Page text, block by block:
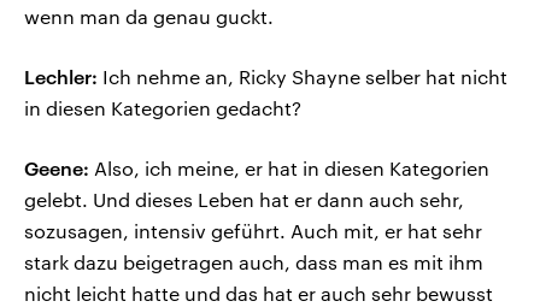
wenn man da genau guckt.
Lechler: Ich nehme an, Ricky Shayne selber hat nicht
in diesen Kategorien gedacht?
Geene: Also, ich meine, er hat in diesen Kategorien
gelebt. Und dieses Leben hat er dann auch sehr,
sozusagen, intensiv geführt. Auch mit, er hat sehr
stark dazu beigetragen auch, dass man es mit ihm
nicht leicht hatte und das hat er auch sehr bewusst